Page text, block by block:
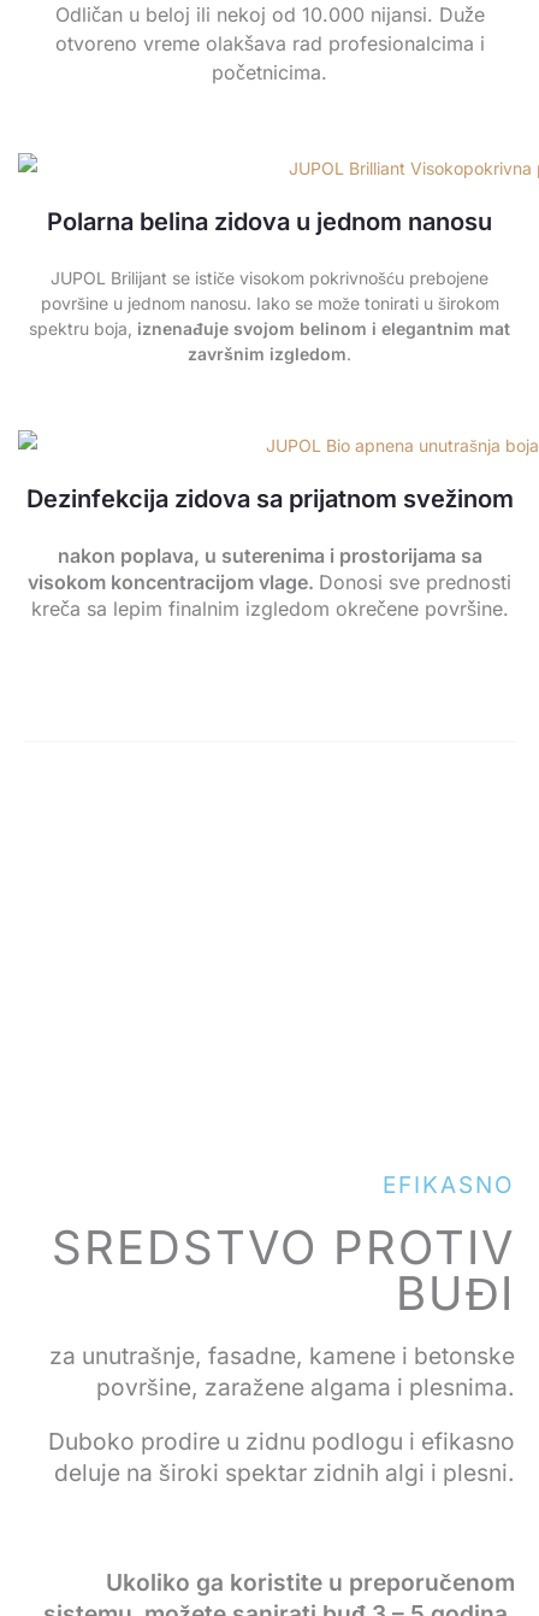
Odličan u beloj ili nekoj od 10.000 nijansi. Duže
otvoreno vreme olakšava rad profesionalcima i
početnicima.
Polarna belina zidova u jednom nanosu
JUPOL Brilijant se ističe visokom pokrivnošću prebojene
površine u jednom nanosu. Iako se može tonirati u širokom
spektru boja, iznenađuje svojom belinom i elegantnim mat
završnim izgledom.
Dezinfekcija zidova sa prijatnom svežinom
nakon poplava, u suterenima i prostorijama sa
visokom koncentracijom vlage. Donosi sve prednosti
kreča sa lepim finalnim izgledom okrečene površine.
EFIKASNO
SREDSTVO PROTIV
BUĐI
za unutrašnje, fasadne, kamene i betonske
površine, zaražene algama i plesnima.
Duboko prodire u zidnu podlogu i efikasno
deluje na široki spektar zidnih algi i plesni.
Ukoliko ga koristite u preporučenom